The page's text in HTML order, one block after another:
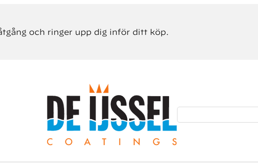
och ringer upp dig inför ditt köp.